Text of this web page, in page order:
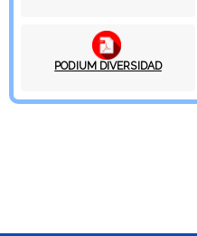
PODIUM DIVERSIDAD